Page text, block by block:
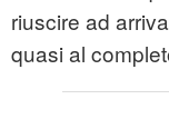
riuscire ad
quasi al